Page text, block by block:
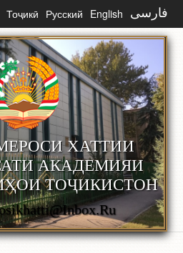
Тоҷикӣ Русский English فارسی
ХАТТИИ
АКАДЕМИЯИ
ТОҶИКИСТОН